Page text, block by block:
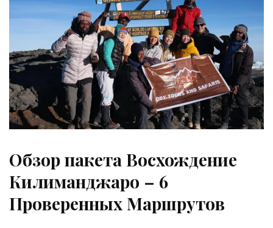
Обзор пакета Восхождение
Килиманджаро – 6
Проверенных Маршрутов